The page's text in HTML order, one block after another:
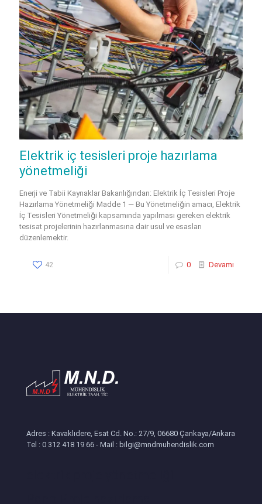
Elektrik iç tesisleri proje hazırlama
yönetmeliği
Enerji ve Tabii Kaynaklar Bakanlığından: Elektrik İç Tesisleri Proje
Hazırlama Yönetmeliği Madde 1 — Bu Yönetmeliğin amacı, Elektrik
İç Tesisleri Yönetmeliği kapsamında yapılması gereken elektrik
tesisat projelerinin hazırlanmasına dair usul ve esasları
düzenlemektir.
42 0 Devamı
Adres : Kavaklıdere, Esat Cd. No.: 27/9, 06680 Çankaya/Ankara
Tel : 0 312 418 19 66 - Mail : bilgi@mndmuhendislik.com